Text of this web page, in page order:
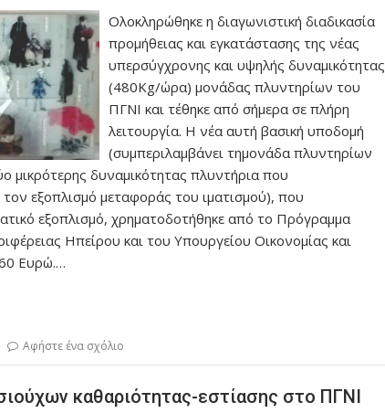
Ολοκληρώθηκε η διαγωνιστική διαδικασία
προμήθειας και εγκατάστασης της νέας
υπερσύγχρονης και υψηλής δυναμικότητας
(480Kg/ώρα) μονάδας πλυντηρίων του
ΠΓΝΙ και τέθηκε από σήμερα σε πλήρη
λειτουργία. Η νέα αυτή βασική υποδομή
(συμπεριλαμβάνει τημονάδα πλυντηρίων
μικρότερης δυναμικότητας πλυντήρια που
εξοπλισμό μεταφοράς του ιματισμού), που
εξοπλισμό, χρηματοδοτήθηκε από το Πρόγραμμα
Ηπείρου και του Υπουργείου Οικονομίας και
Ευρώ.…
Αφήστε ένα σχόλιο
καθαριότητας-εστίασης στο ΠΓΝΙ